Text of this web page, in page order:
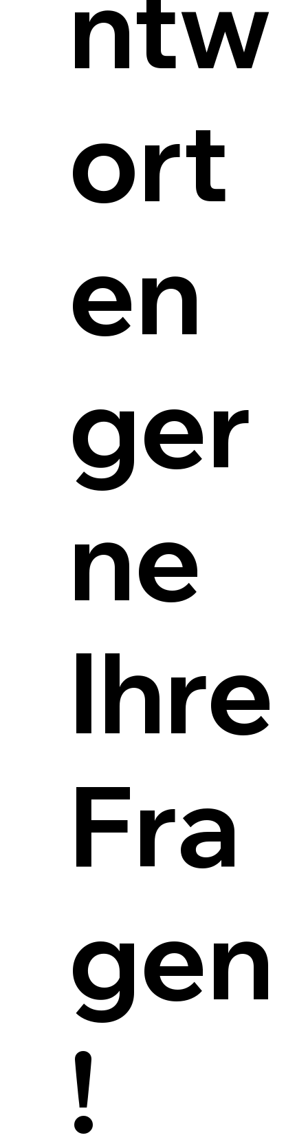
ort
en
ger
ne
Ihre
Fra
gen
!